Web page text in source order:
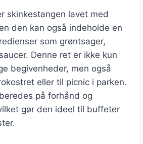
skinkestangen lavet med
den kan også indeholde en
som grøntsager,
Denne ret er ikke kun
begivenheder, men også
eller til picnic i parken.
på forhånd og
gør den ideel til buffeter